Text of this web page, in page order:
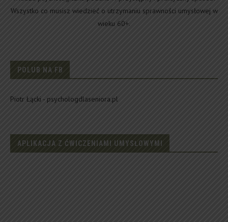
Wszystko co musisz wiedzieć o utrzymaniu sprawności umysłowej w
wieku 60+.
POLUB NA FB
Piotr Łącki - psychologdlaseniora.pl
APLIKACJA Z ĆWICZENIAMI UMYSŁOWYMI